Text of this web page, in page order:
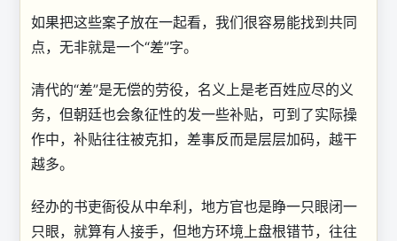
如果把这些案子放在一起看，我们很容易能找到共同
点，无非就是一个“差”字。
清代的“差”是无偿的劳役，名义上是老百姓应尽的义
务，但朝廷也会象征性的发一些补贴，可到了实际操
作中，补贴往往被克扣，差事反而是层层加码，越干
越多。
经办的书吏衙役从中牟利，地方官也是睁一只眼闭一
只眼，就算有人接手，但地方环境上盘根错节，往往